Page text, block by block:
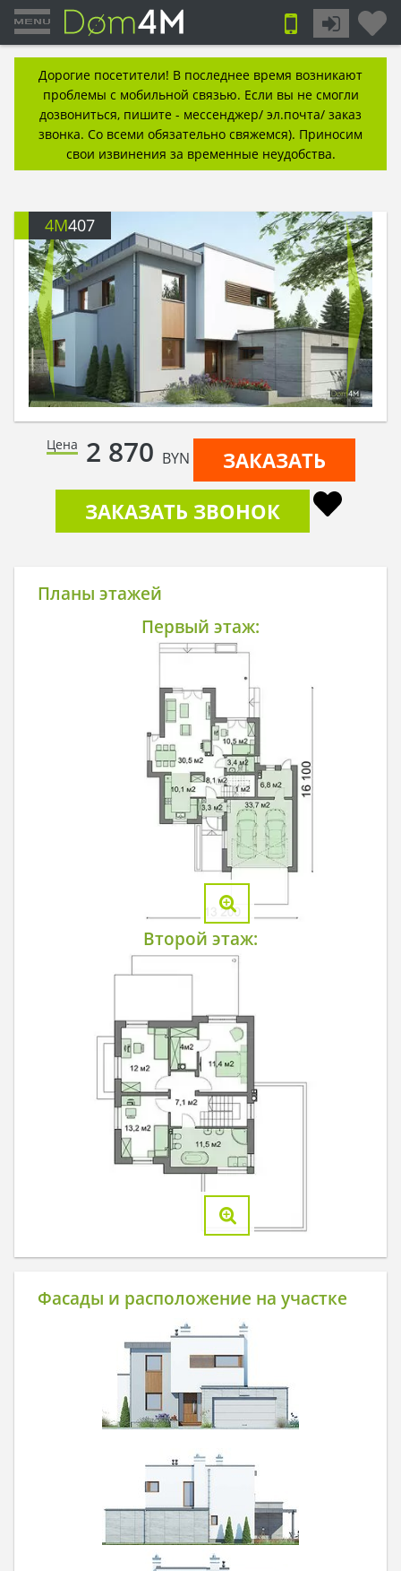
Дорогие посетители! В последнее время возникают
проблемы с мобильной связью. Если вы не смогли
дозвониться, пишите - мессенджер/ эл.почта/ заказ
звонка. Со всеми обязательно свяжемся). Приносим
свои извинения за временные неудобства.
4M407
Цена 2 870 BYN
ЗАКАЗАТЬ
ЗАКАЗАТЬ ЗВОНОК
Планы этажей
Первый этаж:
Второй этаж:
Фасады и расположение на участке